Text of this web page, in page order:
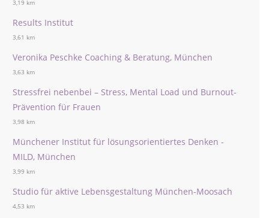
3,19 km
Results Institut
3,61 km
Veronika Peschke Coaching & Beratung, München
3,63 km
Stressfrei nebenbei – Stress, Mental Load und Burnout-
Prävention für Frauen
3,98 km
Münchener Institut für lösungsorientiertes Denken -
MILD, München
3,99 km
Studio für aktive Lebensgestaltung München-Moosach
4,53 km